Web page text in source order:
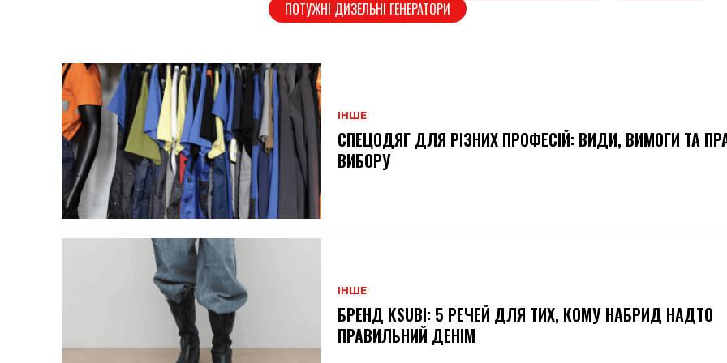
ПОТУЖНІ ДИЗЕЛЬНІ ГЕНЕРАТОРИ
ІНШЕ
СПЕЦОДЯГ ДЛЯ РІЗНИХ ПРОФЕСІЙ: ВИДИ, ВИМОГИ ТА
ВИБОРУ
ІНШЕ
БРЕНД KSUBI: 5 РЕЧЕЙ ДЛЯ ТИХ, КОМУ НАБРИД НАДТО
ПРАВИЛЬНИЙ ДЕНІМ